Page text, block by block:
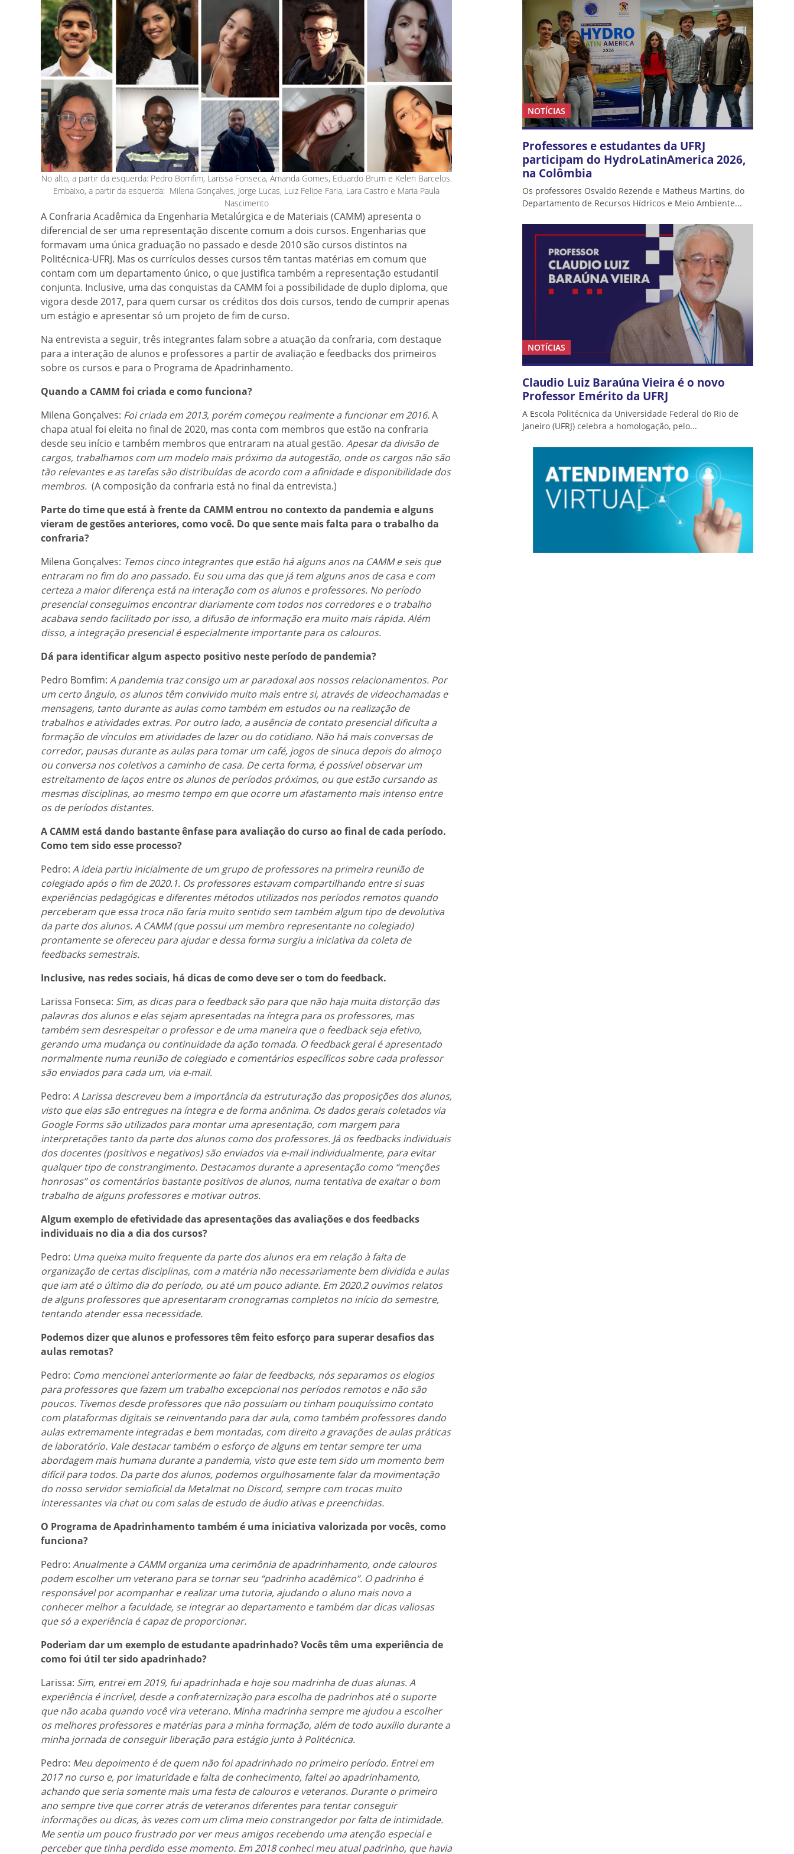
No alto, a partir da esquerda: Pedro Bomfim, Larissa Fonseca, Amanda Gomes, Eduardo Brum e Kelen Barcelos.
Embaixo, a partir da esquerda: Milena Gonçalves, Jorge Lucas, Luiz Felipe Faria, Lara Castro e Maria Paula
Nascimento
A Confraria Acadêmica da Engenharia Metalúrgica e de Materiais (CAMM) apresenta o
diferencial de ser uma representação discente comum a dois cursos. Engenharias que
formavam uma única graduação no passado e desde 2010 são cursos distintos na
Politécnica-UFRJ. Mas os currículos desses cursos têm tantas matérias em comum que
contam com um departamento único, o que justifica também a representação estudantil
conjunta. Inclusive, uma das conquistas da CAMM foi a possibilidade de duplo diploma, que
vigora desde 2017, para quem cursar os créditos dos dois cursos, tendo de cumprir apenas
um estágio e apresentar só um projeto de fim de curso.
Na entrevista a seguir, três integrantes falam sobre a atuação da confraria, com destaque
para a interação de alunos e professores a partir de avaliação e feedbacks dos primeiros
sobre os cursos e para o Programa de Apadrinhamento.
Quando a CAMM foi criada e como funciona?
Milena Gonçalves: Foi criada em 2013, porém começou realmente a funcionar em 2016.A
chapa atual foi eleita no final de 2020, mas conta com membros que estão na confraria
desde seu início e também membros que entraram na atual gestão. Apesar da divisão de
cargos, trabalhamos com um modelo mais próximo da autogestão, onde os cargos não são
tão relevantes e as tarefas são distribuídas de acordo com a afinidade e disponibilidade dos
membros. (A composição da confraria está no final da entrevista.)
Parte do time que está à frente da CAMM entrou no contexto da pandemia e alguns
vieram de gestões anteriores, como você. Do que sente mais falta para o trabalho da
confraria?
Milena Gonçalves: Temos cinco integrantes que estão há alguns anos na CAMM e seis que
entraram no fim do ano passado. Eu sou uma das que já tem alguns anos de casa e com
certeza a maior diferença está na interação com os alunos e professores. No período
presencial conseguimos encontrar diariamente com todos nos corredores e o trabalho
acabava sendo facilitado por isso, a difusão de informação era muito mais rápida. Além
disso, a integração presencial é especialmente importante para os calouros.
Dá para identificar algum aspecto positivo neste período de pandemia?
Pedro Bomfim: A pandemia traz consigo um ar paradoxal aos nossos relacionamentos. Por
um certo ângulo, os alunos têm convivido muito mais entre si, através de videochamadas e
mensagens, tanto durante as aulas como também em estudos ou na realização de
trabalhos e atividades extras. Por outro lado, a ausência de contato presencial dificulta a
formação de vínculos em atividades de lazer ou do cotidiano. Não há mais conversas de
corredor, pausas durante as aulas para tomar um café, jogos de sinuca depois do almoço
ou conversa nos coletivos a caminho de casa. De certa forma, é possível observar um
estreitamento de laços entre os alunos de períodos próximos, ou que estão cursando as
mesmas disciplinas, ao mesmo tempo em que ocorre um afastamento mais intenso entre
os de períodos distantes.
A CAMM está dando bastante ênfase para avaliação do curso ao final de cada período.
Como tem sido esse processo?
Pedro: A ideia partiu inicialmente de um grupo de professores na primeira reunião de
colegiado após o fim de 2020.1. Os professores estavam compartilhando entre si suas
experiências pedagógicas e diferentes métodos utilizados nos períodos remotos quando
perceberam que essa troca não faria muito sentido sem também algum tipo de devolutiva
da parte dos alunos. A CAMM (que possui um membro representante no colegiado)
prontamente se ofereceu para ajudar e dessa forma surgiu a iniciativa da coleta de
feedbacks semestrais.
Inclusive, nas redes sociais, há dicas de como deve ser o tom do feedback.
Larissa Fonseca: Sim, as dicas para o feedback são para que não haja muita distorção das
palavras dos alunos e elas sejam apresentadas na íntegra para os professores, mas
também sem desrespeitar o professor e de uma maneira que o feedback seja efetivo,
gerando uma mudança ou continuidade da ação tomada. O feedback geral é apresentado
normalmente numa reunião de colegiado e comentários específicos sobre cada professor
são enviados para cada um, via e-mail.
Pedro: A Larissa descreveu bem a importância da estruturação das proposições dos alunos,
visto que elas são entregues na íntegra e de forma anônima. Os dados gerais coletados via
Google Forms são utilizados para montar uma apresentação, com margem para
interpretações tanto da parte dos alunos como dos professores. Já os feedbacks individuais
dos docentes (positivos e negativos) são enviados via e-mail individualmente, para evitar
qualquer tipo de constrangimento. Destacamos durante a apresentação como “menções
honrosas” os comentários bastante positivos de alunos, numa tentativa de exaltar o bom
trabalho de alguns professores e motivar outros.
Algum exemplo de efetividade das apresentações das avaliações e dos feedbacks
individuais no dia a dia dos cursos?
Pedro: Uma queixa muito frequente da parte dos alunos era em relação à falta de
organização de certas disciplinas, com a matéria não necessariamente bem dividida e aulas
que iam até o último dia do período, ou até um pouco adiante. Em 2020.2 ouvimos relatos
de alguns professores que apresentaram cronogramas completos no início do semestre,
tentando atender essa necessidade.
Podemos dizer que alunos e professores têm feito esforço para superar desafios das
aulas remotas?
Pedro: Como mencionei anteriormente ao falar de feedbacks, nós separamos os elogios
para professores que fazem um trabalho excepcional nos períodos remotos e não são
poucos. Tivemos desde professores que não possuíam ou tinham pouquíssimo contato
com plataformas digitais se reinventando para dar aula, como também professores dando
aulas extremamente integradas e bem montadas, com direito a gravações de aulas práticas
de laboratório. Vale destacar também o esforço de alguns em tentar sempre ter uma
abordagem mais humana durante a pandemia, visto que este tem sido um momento bem
difícil para todos. Da parte dos alunos, podemos orgulhosamente falar da movimentação
do nosso servidor semioficial da Metalmat no Discord, sempre com trocas muito
interessantes via chat ou com salas de estudo de áudio ativas e preenchidas.
O Programa de Apadrinhamento também é uma iniciativa valorizada por vocês, como
funciona?
Pedro: Anualmente a CAMM organiza uma cerimônia de apadrinhamento, onde calouros
podem escolher um veterano para se tornar seu “padrinho acadêmico”. O padrinho é
responsável por acompanhar e realizar uma tutoria, ajudando o aluno mais novo a
conhecer melhor a faculdade, se integrar ao departamento e também dar dicas valiosas
que só a experiência é capaz de proporcionar.
Poderiam dar um exemplo de estudante apadrinhado? Vocês têm uma experiência de
como foi útil ter sido apadrinhado?
Larissa: Sim, entrei em 2019, fui apadrinhada e hoje sou madrinha de duas alunas. A
experiência é incrível, desde a confraternização para escolha de padrinhos até o suporte
que não acaba quando você vira veterano. Minha madrinha sempre me ajudou a escolher
os melhores professores e matérias para a minha formação, além de todo auxílio durante a
minha jornada de conseguir liberação para estágio junto à Politécnica.
Pedro: Meu depoimento é de quem não foi apadrinhado no primeiro período. Entrei em
2017 no curso e, por imaturidade e falta de conhecimento, faltei ao apadrinhamento,
achando que seria somente mais uma festa de calouros e veteranos. Durante o primeiro
ano sempre tive que correr atrás de veteranos diferentes para tentar conseguir
informações ou dicas, às vezes com um clima meio constrangedor por falta de intimidade.
Me sentia um pouco frustrado por ver meus amigos recebendo uma atenção especial e
perceber que tinha perdido esse momento. Em 2018 conheci meu atual padrinho, que havia
NOTÍCIAS
Professores e estudantes da UFRJ
participam do HydroLatinAmerica 2026,
na Colômbia
Os professores Osvaldo Rezende e Matheus Martins, do
Departamento de Recursos Hídricos e Meio Ambiente...
NOTÍCIAS
Claudio Luiz Baraúna Vieira é o novo
Professor Emérito da UFRJ
A Escola Politécnica da Universidade Federal do Rio de
Janeiro (UFRJ) celebra a homologação, pelo...